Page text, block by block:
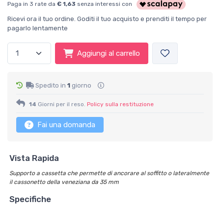
Paga in 3 rate da € 1,63 senza interessi con
Ricevi ora il tuo ordine. Goditi il tuo acquisto e prenditi il tempo per
pagarlo lentamente
Aggiungi al carrello
Spedito in 1 giorno
14 Giorni per il reso. Policy sulla restituzione
Fai una domanda
Vista Rapida
Supporto a cassetta che permette di ancorare al soffitto o lateralmente
il cassonetto della veneziana da 35 mm
Specifiche